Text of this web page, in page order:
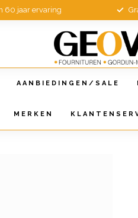
60 jaar ervaring
AANBIEDINGEN/SALE
MERKEN